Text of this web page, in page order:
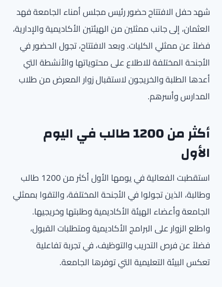
شهد حفل الافتتاح حضور رئيس مجلس أمناء الجامعة فهد
العثمان، إلى جانب ممثلين من الهيئتين الأكاديمية والإدارية،
فضلاً عن ممثلي الكليات. وبعد الافتتاح، تجول الحضور في
الأجنحة المختلفة للاطلاع على محتوياتها والأنشطة التي
أعدها الطلبة والخريجون لاستقبال زوار المعرض من طلاب
المدارس وأسرهم.
أكثر من 1200 طالب في اليوم
الأول
استقطبت الفعالية في يومها الأول أكثر من 1200 طالب
وطالبة، الذين تجولوا في الأجنحة المختلفة، والتقوا بممثلي
الجامعة وأعضاء الهيئة الأكاديمية وطلبتها وخريجيها.
واطلع الزوار على البرامج الأكاديمية ومتطلبات القبول،
فضلاً عن فرص التدريب والتوظيف، في تجربة تفاعلية
تعكس البيئة التعليمية التي توفرها الجامعة.